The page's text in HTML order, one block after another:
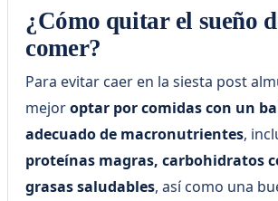
¿Cómo quitar el sueño
comer?
Para evitar caer en la siesta post
mejoroptar por comidas con un
adecuado de macronutrientes,
proteínas magras, carbohidratos
grasas saludables, así como una